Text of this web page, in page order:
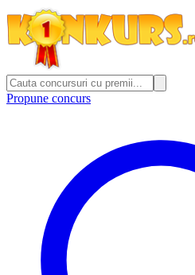
Propune concurs